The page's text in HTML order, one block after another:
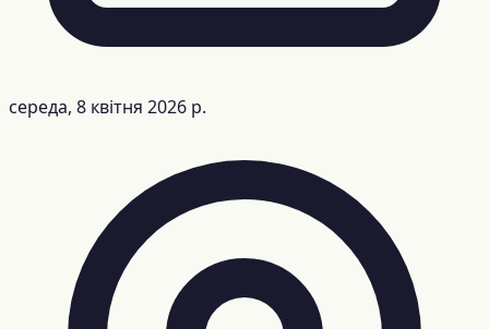
середа, 8 квітня 2026 р.